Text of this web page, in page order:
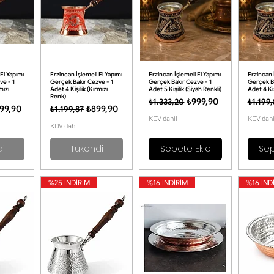
Yapımı
- 1
Fiyat
Erzincan İşlemeli El Yapımı
Gerçek Bakır Cezve - 1
Adet 4 Kişilik (Kırmızı
Renk)
Normal Fiyat
₺1.199,87 İndirimli Fiyat
₺899,90
KDV dahil
Tükendi
Erzincan İşlemeli El Yapımı
Gerçek Bakır Cezve - 1
Adet 5 Kişilik (Siyah Renkli)
Normal Fiyat
₺1.333,20 İndirimli Fiyat
₺999,90
KDV dahil
Sepete Ekle
Erzincan
Gerçek
Adet 4
KDV
%25 İNDİRİM %16 İNDİRİM %16